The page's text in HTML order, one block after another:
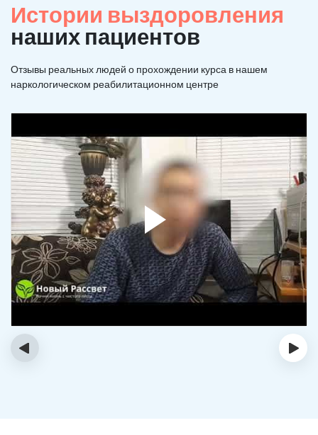
Истории выздоровления
наших пациентов
Отзывы реальных людей о прохождении курса в нашем
наркологическом реабилитационном центре
‹ ›